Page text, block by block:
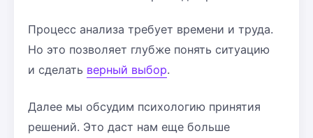
Процесс анализа требует времени и труда.
Но это позволяет глубже понять ситуацию
и сделать верный выбор.
Далее мы обсудим психологию принятия
решений. Это даст нам еще больше